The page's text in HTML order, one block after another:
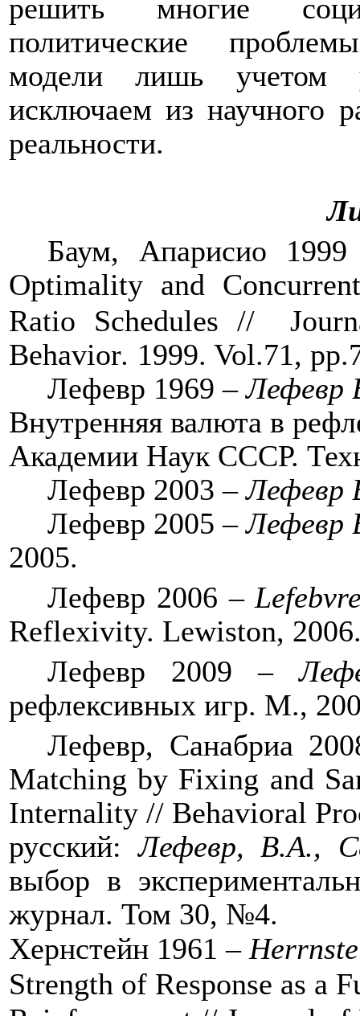
решить многие
политические
модели лишь учетом
исключаем из научного
реальности.
Баум, Апарисио
Optimality and
Ratio Schedules //
Behavior. 1999. Vol.71,
Лефевр 1969 –Лефевр
Внутренняя валюта в
Академии Наук СССР.
Лефевр 2003 –Лефевр
Лефевр 2005 –Лефевр
2005.
Лефевр 2006 –
Reflexivity. Lewiston,
Лефевр 2009 –
рефлексивных игр. М.,
Лефевр, Санабриа
Matching by Fixing and
Internality // Behavioral
русский:Лефевр, В.А.,
выбор в
журнал. Том 30, №4.
Хернстейн 1961 –
Strength of Response as a